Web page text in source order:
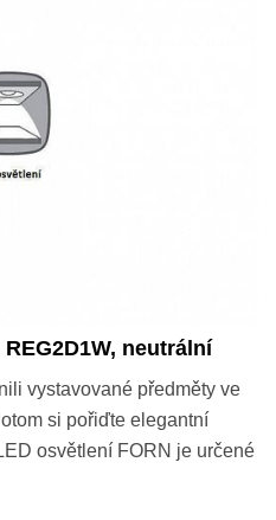
neutrální
vystavované předměty ve
si pořiďte elegantní
osvětlení FORN je určené